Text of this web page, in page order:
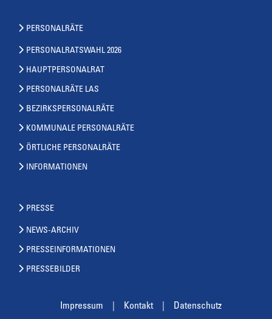
PERSONALRÄTE
PERSONALRATSWAHL 2026
HAUPTPERSONALRAT
PERSONALRÄTE LAS
BEZIRKSPERSONALRÄTE
KOMMUNALE PERSONALRÄTE
ÖRTLICHE PERSONALRÄTE
INFORMATIONEN
PRESSE
NEWS-ARCHIV
PRESSEINFORMATIONEN
PRESSEBILDER
Impressum Kontakt Datenschutz